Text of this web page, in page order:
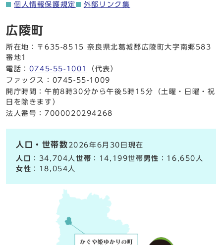
個人情報保護規定
外部リンク集
広陵町
所在地：〒635-8515 奈良県北葛城郡広陵町大字南郷583
番地1
電話： 0745-55-1001
（代表）
ファックス：0745-55-1009
開庁時間：午前8時30分から午後5時15分（土曜・日曜・祝
日を除きます）
法人番号：7000020294268
人口・世帯数 2026年6月30日現在
人口
：34,704人世帯 ：14,199世帯男性 ：16,650人
女性 ：18,054人